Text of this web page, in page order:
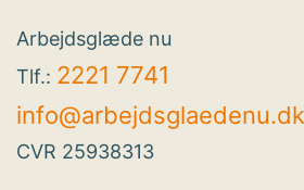
Arbejdsglæde nu
Tlf.: 2221 7741
info@arbejdsglaedenu.dk
CVR 25938313